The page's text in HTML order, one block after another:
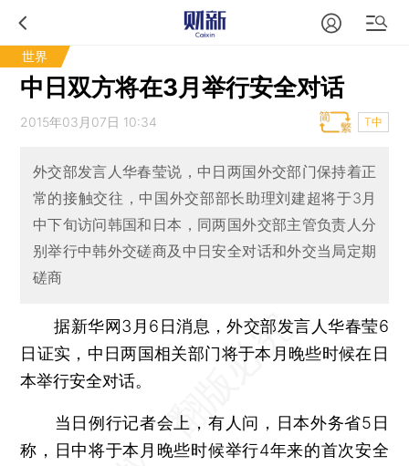
世界
中日双方将在3月举行安全对话
2015年03月07日 10:34 T中
外交部发言人华春莹说，中日两国外交部门保持着正
常的接触交往，中国外交部部长助理刘建超将于3月
中下旬访问韩国和日本，同两国外交部主管负责人分
别举行中韩外交磋商及中日安全对话和外交当局定期
磋商
据新华网3月6日消息，外交部发言人华春莹6
日证实，中日两国相关部门将于本月晚些时候在日
本举行安全对话。
当日例行记者会上，有人问，日本外务省5日
称，日中将于本月晚些时候举行4年来的首次安全